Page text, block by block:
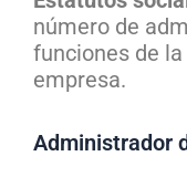
número de
funciones de
empresa.
Administrador